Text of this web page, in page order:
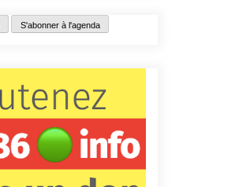
S'abonner à l'agenda